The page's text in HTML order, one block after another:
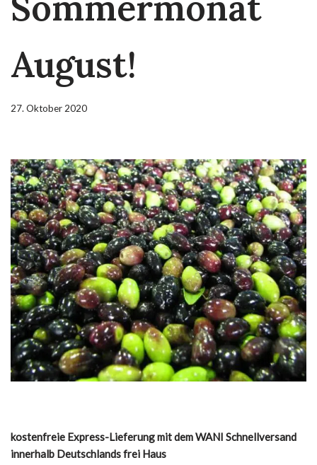
August!
27. Oktober 2020
kostenfreie Express-Lieferung mit dem WANI Schnellversand
innerhalb Deutschlands frei Haus